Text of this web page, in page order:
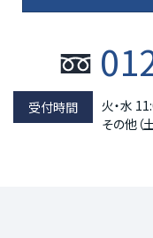
火・水
その他（